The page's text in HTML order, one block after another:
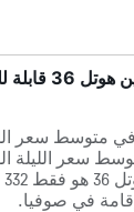
في صوفيا.